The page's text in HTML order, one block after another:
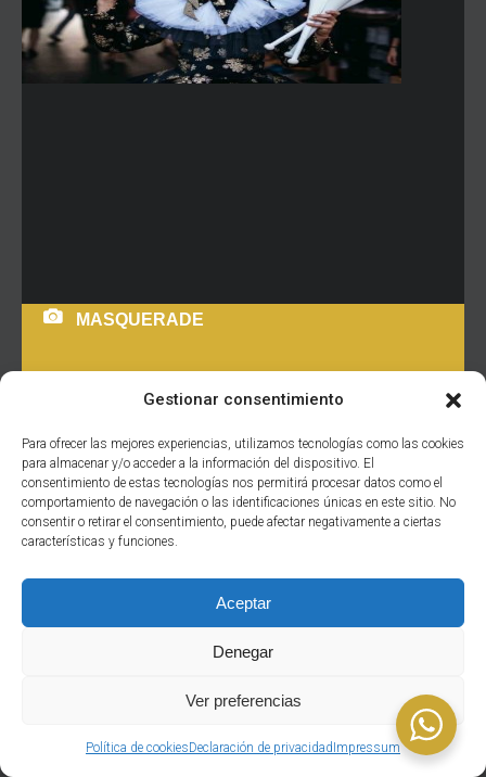
Gestionar consentimiento
Para ofrecer las mejores experiencias, utilizamos tecnologías como las cookies
para almacenar y/o acceder a la información del dispositivo. El
consentimiento de estas tecnologías nos permitirá procesar datos como el
comportamiento de navegación o las identificaciones únicas en este sitio. No
consentir o retirar el consentimiento, puede afectar negativamente a ciertas
características y funciones.
Aceptar
Denegar
Ver preferencias
Política de cookiesDeclaración de privacidad Impressum
MASQUERADE
Europa, el carnaval veneciano, conocido por su elegancia
y su antigüedad. Movimientos lentos y elegantes
caracterizan a esta temática, digna de nobles y
aristócratas. Nuestros actores convertirán el lugar en un
fiestas del siglo XVII. Para ello contaremos con dos